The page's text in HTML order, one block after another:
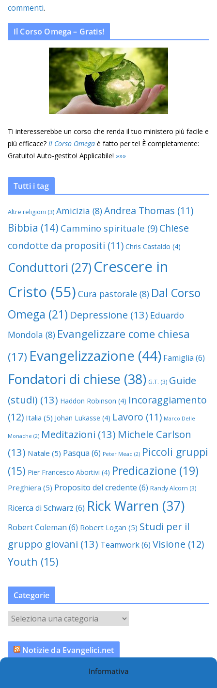
Informativa
commenti.
Il Corso Omega – Gratis!
Ti interesserebbe un corso che renda il tuo ministero più facile e
più efficace? Il Corso Omega è fatto per te! È completamente:
Gratuito! Auto-gestito! Applicabile! »»»
Tutti i tag
Altre religioni (3) Amicizia (8)Andrea Thomas (11)
Bibbia (14) Cammino spirituale (9) Chiese
condotte da propositi (11) Chris Castaldo (4)
Conduttori (27) Crescere in
Cristo (55) Cura pastorale (8) Dal Corso
Omega (21) Depressione (13) Eduardo
Mondola (8) Evangelizzare come chiesa
(17) Evangelizzazione (44) Famiglia (6)
Fondatori di chiese (38) G.T. (3) Guide
(studi) (13) Haddon Robinson (4) Incoraggiamento
(12) Italia (5) Johan Lukasse (4) Lavoro (11) Marco Delle
Monache (2) Meditazioni (13) Michele Carlson
(13) Natale (5) Pasqua (6) Peter Mead (2) Piccoli gruppi
(15) Pier Francesco Abortivi (4) Predicazione (19)
Preghiera (5) Proposito del credente (6) Randy Alcorn (3)
Ricerca di Schwarz (6) Rick Warren (37)
Robert Coleman (6) Robert Logan (5) Studi per il
gruppo giovani (13) Teamwork(6) Visione (12)
Youth (15)
Categorie
a
t
Notizie da Evangelici.net
L’uso politico delle Scritture